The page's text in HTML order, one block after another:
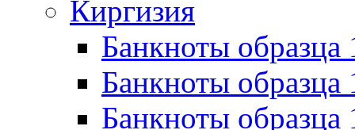
Киргизия
Банкноты образца
Банкноты образца
Банкноты